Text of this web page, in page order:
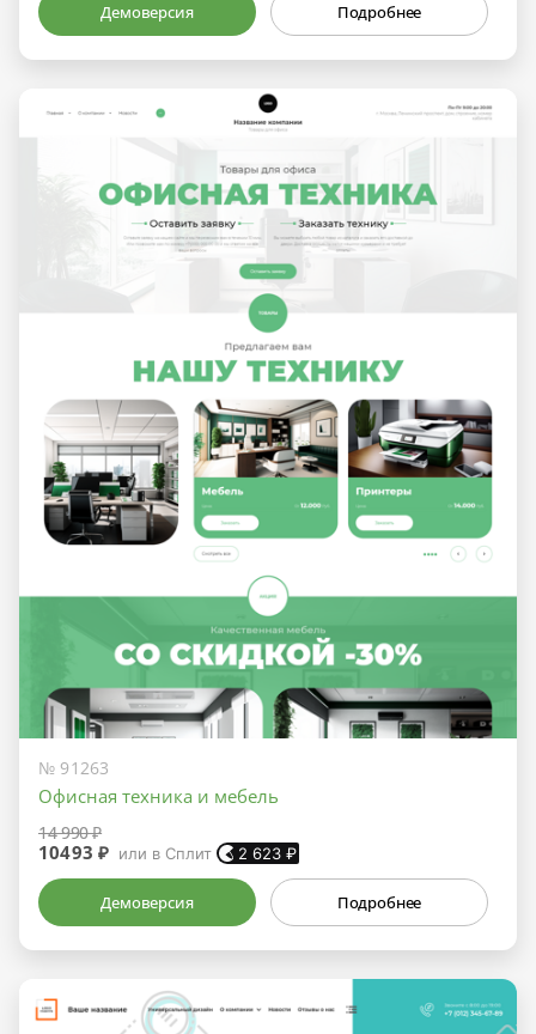
Демоверсия Подробнее
№ 91263
Офисная техника и мебель
14 990 ₽
10493 ₽ или в Сплит 2 623 ₽
Демоверсия Подробнее